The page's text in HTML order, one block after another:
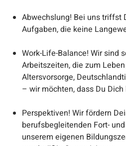
Abwechslung! Bei uns triffst
Aufgaben, die keine
Work-Life-Balance! Wir sind
Arbeitszeiten, die zum
Altersvorsorge,
– wir möchten, dass Du
Perspektiven! Wir fördern
berufsbegleitenden Fort-
unserem eigenen